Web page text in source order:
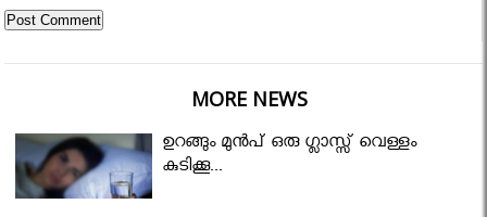
MORE NEWS
ഉറങ്ങും മുന്‍പ് ഒരു ഗ്ലാസ്സ് വെള്ളം
കുടിക്കൂ...